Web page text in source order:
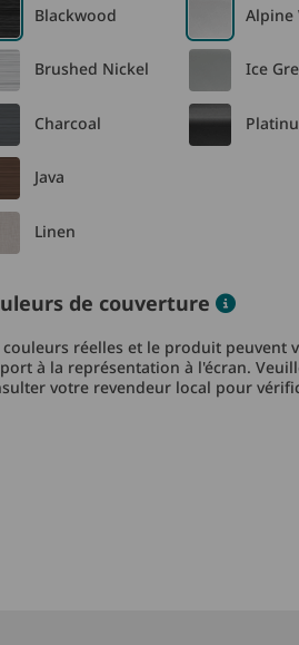
Blackwood
Brushed Nickel
Charcoal
Java
Linen
Alpine
Ice
de couverture Color
couleurs réelles et le produit peuvent
à la représentation à l'écran.
votre revendeur local pour